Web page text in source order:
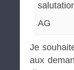
AG
Je
aux